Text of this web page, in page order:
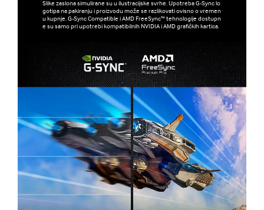
Slike zaslona simulirane su u ilustracijske svrhe. Upotreba G-Sync lo
gotipa na pakiranju i proizvodu može se razlikovati ovisno o vremen
u kupnje. G-Sync Compatible i AMD FreeSync™ tehnologije dostupn
e su samo pri upotrebi kompatibilnih NVIDIA i AMD grafičkih kartica.